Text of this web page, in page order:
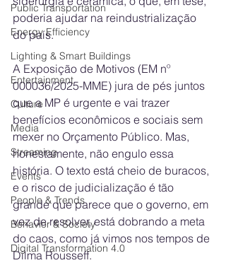
Public Transportation
Energy Efficiency
Lighting & Smart Buildings
Entertainment
Culture
Media
Streaming
Events
People & Trends
Behavior & Society
Digital Transformation 4.0
poderia ajudar na reindustrialização
do país.
A Exposição de Motivos (EM nº
000036/2025-MME) jura de pés juntos
que a MP é urgente e vai trazer
benefícios econômicos e sociais sem
mexer no Orçamento Público. Mas,
honestamente, não engulo essa
história. O texto está cheio de buracos,
e o risco de judicialização é tão
grande que parece que o governo, em
vez de resolver, está dobrando a meta
do caos, como já vimos nos tempos de
Dilma Rousseff.